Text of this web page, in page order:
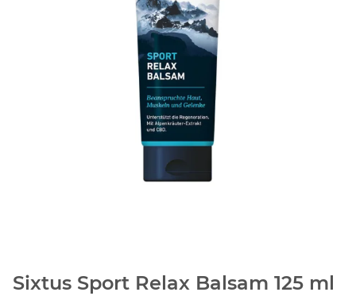
Sixtus Sport Relax Balsam 125 ml